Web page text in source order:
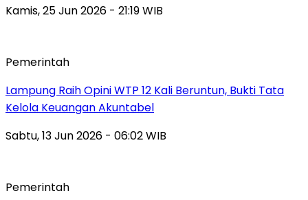
Kamis, 25 Jun 2026 - 21:19 WIB
Pemerintah
Lampung Raih Opini WTP 12 Kali Beruntun, Bukti Tata
Kelola Keuangan Akuntabel
Sabtu, 13 Jun 2026 - 06:02 WIB
Pemerintah